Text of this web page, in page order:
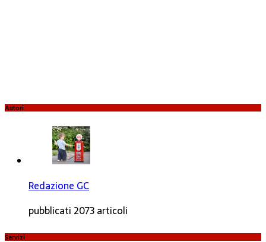
Autori
Redazione GC
pubblicati 2073 articoli
Servizi